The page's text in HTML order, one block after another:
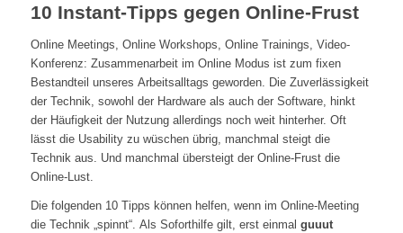
10 Instant-Tipps gegen Online-Frust
Online Meetings, Online Workshops, Online Trainings, Video-
Konferenz: Zusammenarbeit im Online Modus ist zum fixen
Bestandteil unseres Arbeitsalltags geworden. Die Zuverlässigkeit
der Technik, sowohl der Hardware als auch der Software, hinkt
der Häufigkeit der Nutzung allerdings noch weit hinterher. Oft
lässt die Usability zu wüschen übrig, manchmal steigt die
Technik aus. Und manchmal übersteigt der Online-Frust die
Online-Lust.
Die folgenden 10 Tipps können helfen, wenn im Online-Meeting
die Technik „spinnt“. Als Soforthilfe gilt, erst einmal guuut